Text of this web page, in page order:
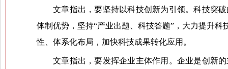
文章指出，要坚持以科技创新为引领。科技突
体制优势，坚持“产业出题、科技答题”，大力提升
性、体系化布局，加快科技成果转化应用。
文章指出，要发挥企业主体作用。企业是创新